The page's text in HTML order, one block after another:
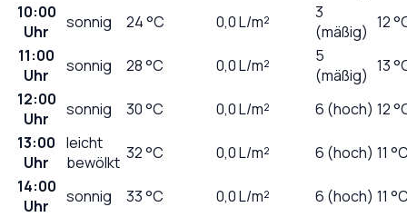
10:00
Uhr
sonnig 24°C 0,0L/m²
3
(mäßig) 12
11:00
Uhr
sonnig 28°C 0,0L/m²
5
(mäßig) 13
12:00
Uhr
sonnig 30°C 0,0L/m² 6 (hoch) 12
13:00
Uhr
leicht
bewölkt 32°C 0,0L/m² 6 (hoch) 11
14:00
Uhr
sonnig 33°C 0,0L/m² 6 (hoch) 11